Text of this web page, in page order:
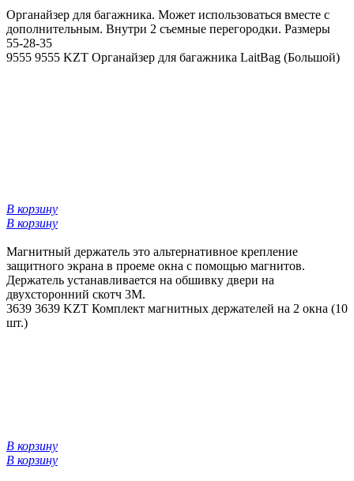
Органайзер для багажника. Может использоваться вместе с
дополнительным. Внутри 2 съемные перегородки. Размеры
55-28-35
9555 9555 KZT Органайзер для багажника LaitBag (Большой)
В корзину
В корзину
Магнитный держатель это альтернативное крепление
защитного экрана в проеме окна с помощью магнитов.
Держатель устанавливается на обшивку двери на
двухсторонний скотч 3М.
3639 3639 KZT Комплект магнитных держателей на 2 окна (10
шт.)
В корзину
В корзину